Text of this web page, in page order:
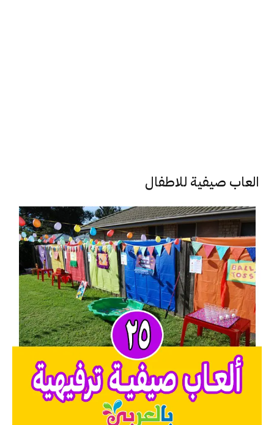
العاب صيفية للاطفال